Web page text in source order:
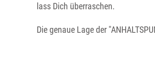
lass Dich überraschen.
Die genaue Lage der